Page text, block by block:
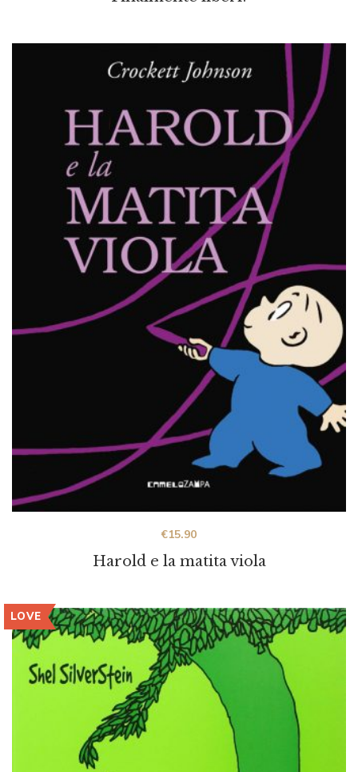
Harold e la matita viola
€15.90
LOVE